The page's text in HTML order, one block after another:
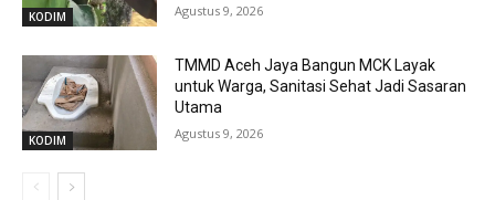
KODIM Agustus 9, 2026
KODIM
TMMD Aceh Jaya Bangun MCK Layak
untuk Warga, Sanitasi Sehat Jadi Sasaran
Utama
Agustus 9, 2026